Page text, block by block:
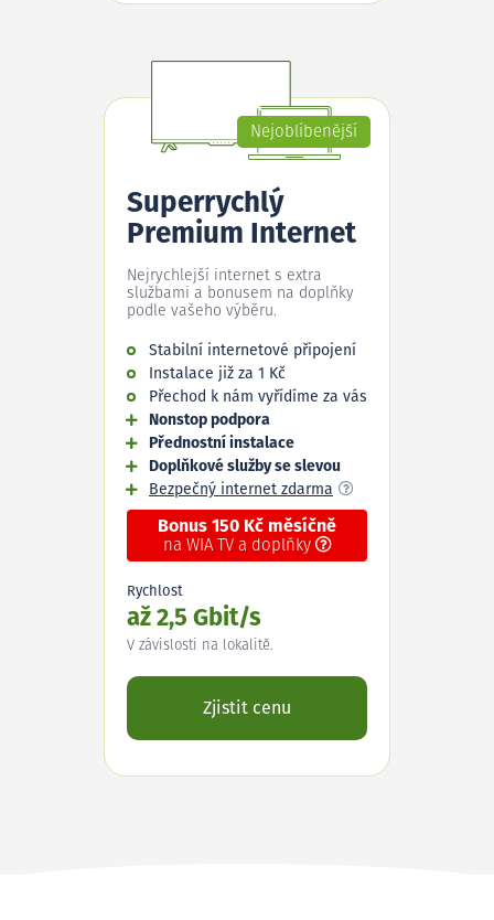
Nejoblíbenější
Superrychlý
Premium Internet
Nejrychlejší internet s extra
službami a bonusem na doplňky
podle vašeho výběru.
Stabilní internetové připojení
Instalace již za 1 Kč
Přechod k nám vyřídíme za vás
Nonstop podpora
Přednostní instalace
Doplňkové služby se slevou
Bezpečný internet zdarma
Bonus 150 Kč měsíčně
na WIA TV a doplňky
Rychlost
až 2,5 Gbit/s
V závislosti na lokalitě.
Zjistit cenu